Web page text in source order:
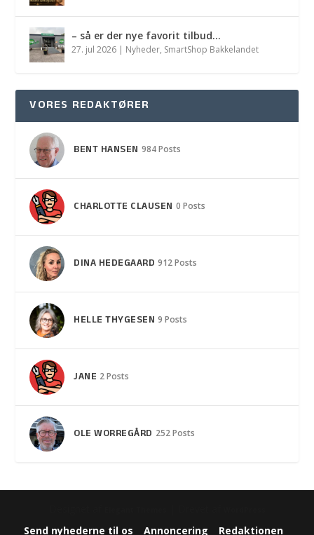
– så er der nye favorit tilbud…
27. jul 2026 | Nyheder, SmartShop Bakkelandet
VORES REDAKTØRER
BENT HANSEN 984 Posts
CHARLOTTE CLAUSEN 0 Posts
DINA HEDEGAARD 912 Posts
HELLE THYGESEN 9 Posts
JANE 2 Posts
OLE WORREGÅRD 252 Posts
Send nyhederne til os Annoncering Redaktionen